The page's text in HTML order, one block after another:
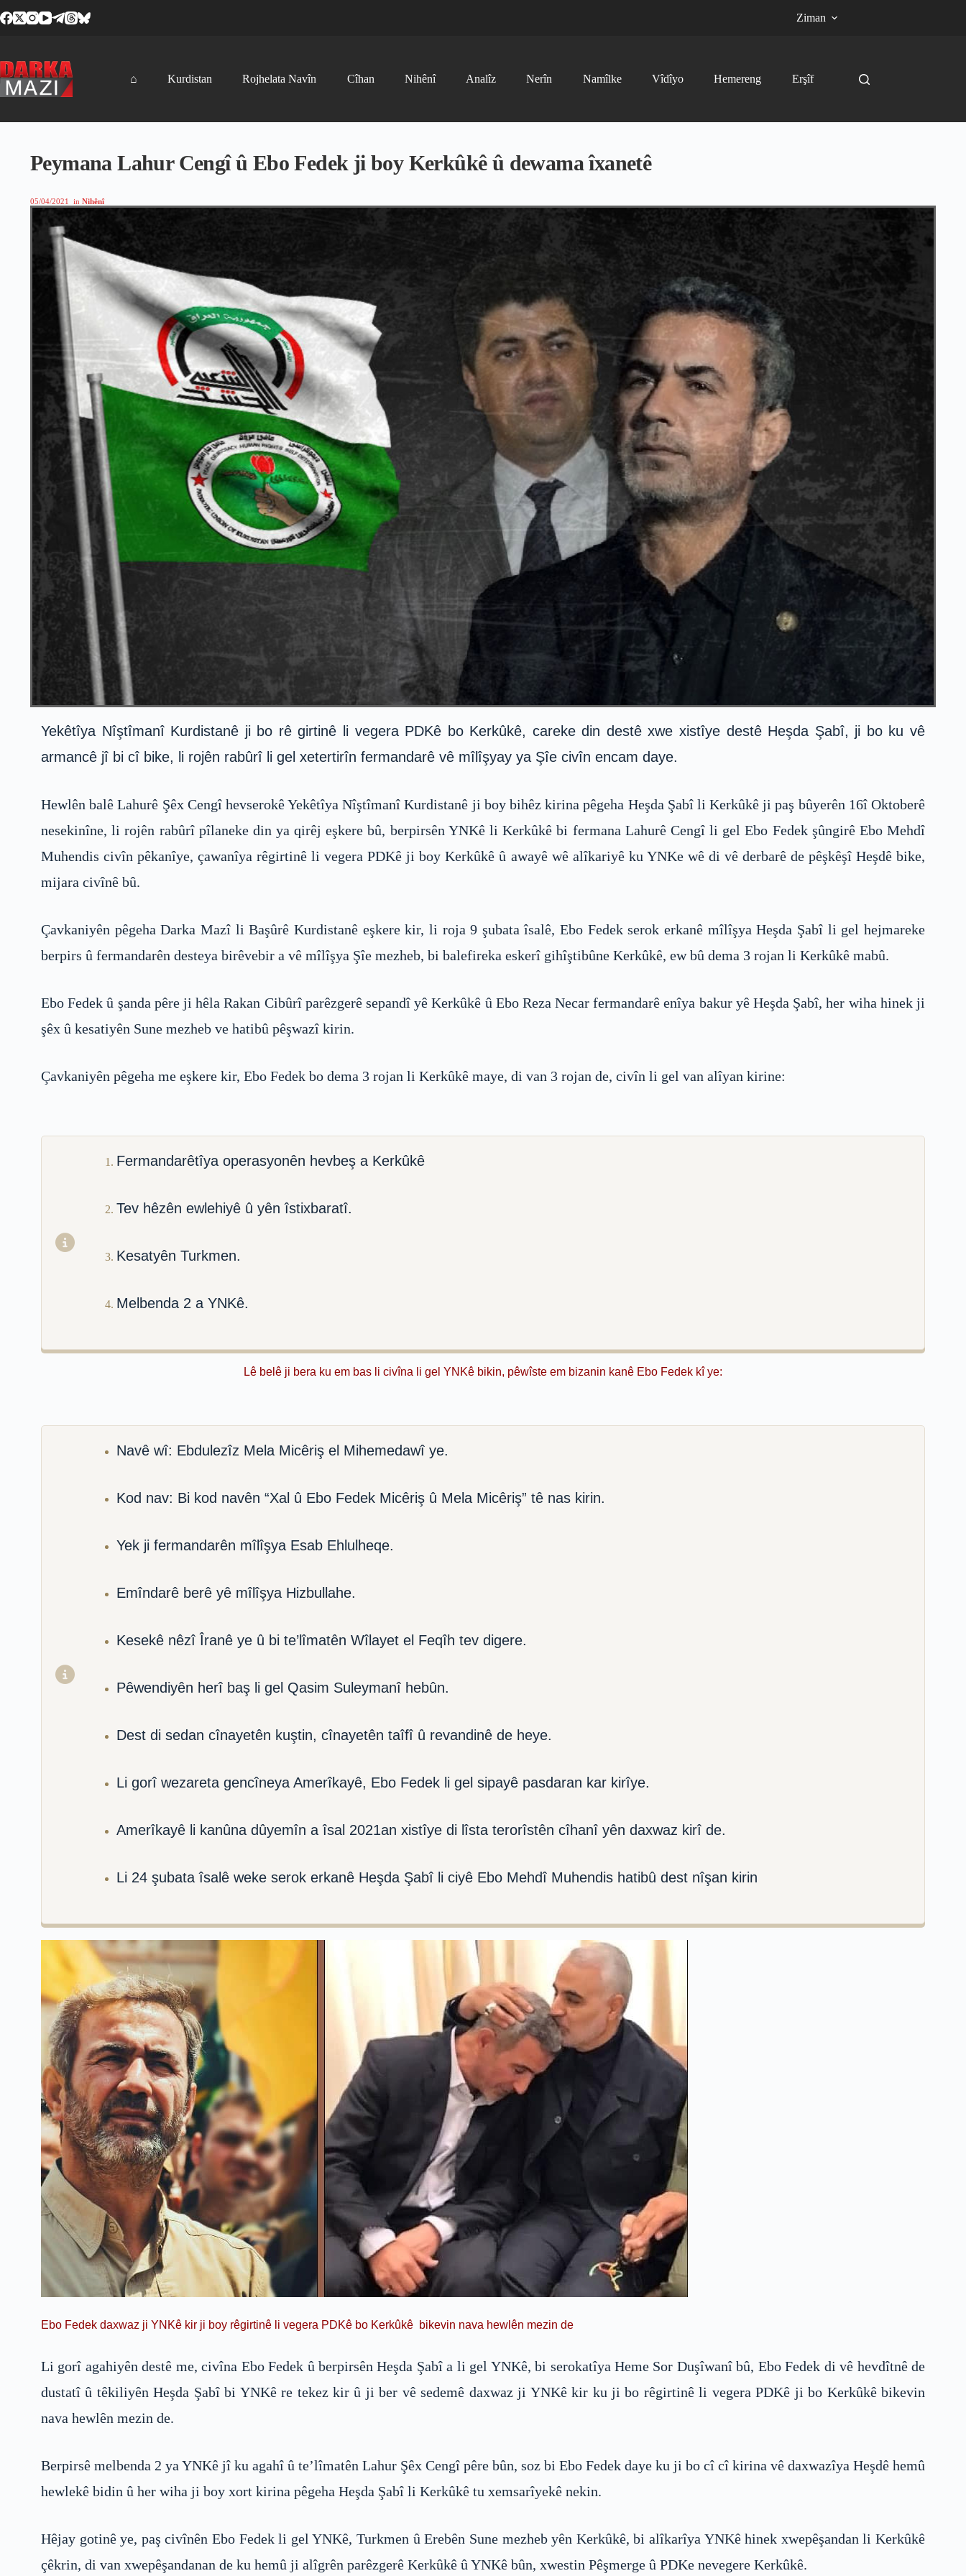
to
Ziman
⌂ Kurdistan Rojhelata Navîn Cîhan Nihênî Analîz Nerîn Namîlke Vîdîyo Hemereng Erşîf
Peymana Lahur Cengî û Ebo Fedek ji boy Kerkûkê û dewama îxanetê
05/04/2021 in Nihênî
Yekêtîya Nîştîmanî Kurdistanê ji bo rê girtinê li vegera PDKê bo Kerkûkê, careke din destê xwe xistîye destê Heşda Şabî, ji bo ku vê
armancê jî bi cî bike, li rojên rabûrî li gel xetertirîn fermandarê vê mîlîşyay ya Şîe civîn encam daye.
Hewlên balê Lahurê Şêx Cengî hevserokê Yekêtîya Nîştîmanî Kurdistanê ji boy bihêz kirina pêgeha Heşda Şabî li Kerkûkê ji paş bûyerên 16î Oktoberê
nesekinîne, li rojên rabûrî pîlaneke din ya qirêj eşkere bû, berpirsên YNKê li Kerkûkê bi fermana Lahurê Cengî li gel Ebo Fedek şûngirê Ebo Mehdî
Muhendis civîn pêkanîye, çawanîya rêgirtinê li vegera PDKê ji boy Kerkûkê û awayê wê alîkariyê ku YNKe wê di vê derbarê de pêşkêşî Heşdê bike,
mijara civînê bû.
Çavkaniyên pêgeha Darka Mazî li Başûrê Kurdistanê eşkere kir, li roja 9 şubata îsalê, Ebo Fedek serok erkanê mîlîşya Heşda Şabî li gel hejmareke
berpirs û fermandarên desteya birêvebir a vê mîlîşya Şîe mezheb, bi balefireka eskerî gihîştibûne Kerkûkê, ew bû dema 3 rojan li Kerkûkê mabû.
Ebo Fedek û şanda pêre ji hêla Rakan Cibûrî parêzgerê sepandî yê Kerkûkê û Ebo Reza Necar fermandarê enîya bakur yê Heşda Şabî, her wiha hinek ji
şêx û kesatiyên Sune mezheb ve hatibû pêşwazî kirin.
Çavkaniyên pêgeha me eşkere kir, Ebo Fedek bo dema 3 rojan li Kerkûkê maye, di van 3 rojan de, civîn li gel van alîyan kirine:
Fermandarêtîya operasyonên hevbeş a Kerkûkê
Tev hêzên ewlehiyê û yên îstixbaratî.
Kesatyên Turkmen.
Melbenda 2 a YNKê.
Lê belê ji bera ku em bas li civîna li gel YNKê bikin, pêwîste em bizanin kanê Ebo Fedek kî ye:
Navê wî: Ebdulezîz Mela Micêriş el Mihemedawî ye.
Kod nav: Bi kod navên “Xal û Ebo Fedek Micêriş û Mela Micêriş” tê nas kirin.
Yek ji fermandarên mîlîşya Esab Ehlulheqe.
Emîndarê berê yê mîlîşya Hizbullahe.
Kesekê nêzî Îranê ye û bi te’lîmatên Wîlayet el Feqîh tev digere.
Pêwendiyên herî baş li gel Qasim Suleymanî hebûn.
Dest di sedan cînayetên kuştin, cînayetên taîfî û revandinê de heye.
Li gorî wezareta gencîneya Amerîkayê, Ebo Fedek li gel sipayê pasdaran kar kirîye.
Amerîkayê li kanûna dûyemîn a îsal 2021an xistîye di lîsta terorîstên cîhanî yên daxwaz kirî de.
Li 24 şubata îsalê weke serok erkanê Heşda Şabî li ciyê Ebo Mehdî Muhendis hatibû dest nîşan kirin
Ebo Fedek daxwaz ji YNKê kir ji boy rêgirtinê li vegera PDKê bo Kerkûkê bikevin nava hewlên mezin de
Li gorî agahiyên destê me, civîna Ebo Fedek û berpirsên Heşda Şabî a li gel YNKê, bi serokatîya Heme Sor Duşîwanî bû, Ebo Fedek di vê hevdîtnê de
dustatî û têkiliyên Heşda Şabî bi YNKê re tekez kir û ji ber vê sedemê daxwaz ji YNKê kir ku ji bo rêgirtinê li vegera PDKê ji bo Kerkûkê bikevin
nava hewlên mezin de.
Berpirsê melbenda 2 ya YNKê jî ku agahî û te’lîmatên Lahur Şêx Cengî pêre bûn, soz bi Ebo Fedek daye ku ji bo cî cî kirina vê daxwazîya Heşdê hemû
hewlekê bidin û her wiha ji boy xort kirina pêgeha Heşda Şabî li Kerkûkê tu xemsarîyekê nekin.
Hêjay gotinê ye, paş civînên Ebo Fedek li gel YNKê, Turkmen û Erebên Sune mezheb yên Kerkûkê, bi alîkarîya YNKê hinek xwepêşandan li Kerkûkê
çêkrin, di van xwepêşandanan de ku hemû ji alîgrên parêzgerê Kerkûkê û YNKê bûn, xwestin Pêşmerge û PDKe nevegere Kerkûkê.